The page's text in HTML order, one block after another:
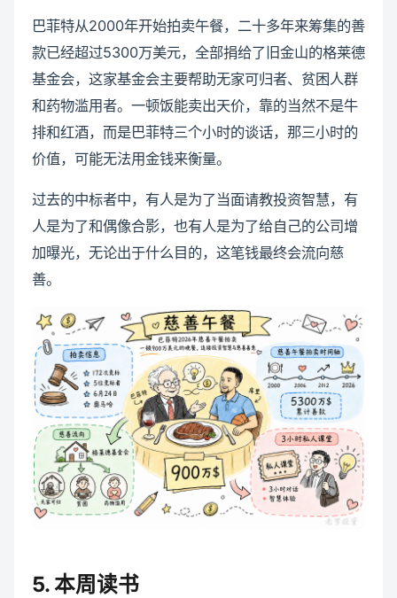
巴菲特从2000年开始拍卖午餐，二十多年来筹集的善
款已经超过5300万美元，全部捐给了旧金山的格莱德
基金会，这家基金会主要帮助无家可归者、贫困人群
和药物滥用者。一顿饭能卖出天价，靠的当然不是牛
排和红酒，而是巴菲特三个小时的谈话，那三小时的
价值，可能无法用金钱来衡量。
过去的中标者中，有人是为了当面请教投资智慧，有
人是为了和偶像合影，也有人是为了给自己的公司增
加曝光，无论出于什么目的，这笔钱最终会流向慈
善。
5. 本周读书